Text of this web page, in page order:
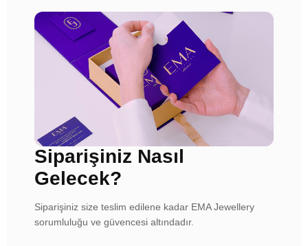
Siparişiniz Nasıl
Gelecek?
Siparişiniz size teslim edilene kadar EMA Jewellery
sorumluluğu ve güvencesi altındadır.